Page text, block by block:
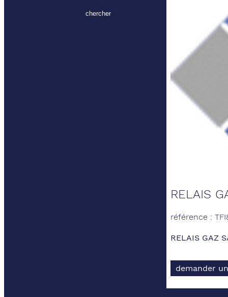
RELAIS
référence :
RELAIS GAZ
demander